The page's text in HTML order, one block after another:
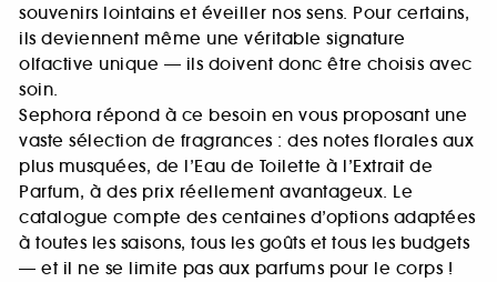
souvenirs lointains et éveiller nos sens. Pour certains,
ils deviennent même une véritable signature
olfactive unique — ils doivent donc être choisis avec
soin.
Sephora répond à ce besoin en vous proposant une
vaste sélection de fragrances : des notes florales aux
plus musquées, de l’Eau de Toilette à l’Extrait de
Parfum, à des prix réellement avantageux. Le
catalogue compte des centaines d’options adaptées
à toutes les saisons, tous les goûts et tous les budgets
— et il ne se limite pas aux parfums pour le corps !